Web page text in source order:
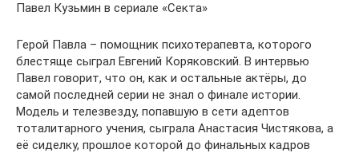
Павел Кузьмин в сериале «Секта»
Герой Павла – помощник психотерапевта, которого
блестяще сыграл Евгений Коряковский. В интервью
Павел говорит, что он, как и остальные актёры, до
самой последней серии не знал о финале истории.
Модель и телезвезду, попавшую в сети адептов
тоталитарного учения, сыграла Анастасия Чистякова, а
её сиделку, прошлое которой до финальных кадров